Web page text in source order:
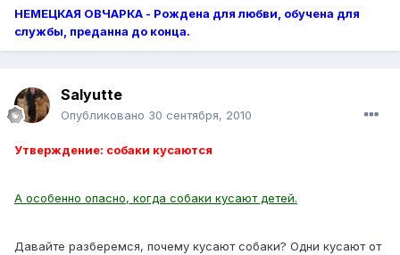
НЕМЕЦКАЯ ОВЧАРКА - Рождена для любви, обучена для
службы, преданна до конца.
Salyutte
Опубликовано 30 сентября, 2010
Утверждение: собаки кусаются
А особенно опасно, когда собаки кусают детей.
Давайте разберемся, почему кусают собаки? Одни кусают от